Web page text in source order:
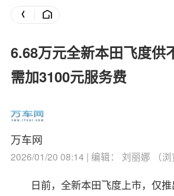
6.68万元全新本田飞度供
需加3100元服务费
万车网
2026/01/20 08:14 | 编辑： 刘丽娜 （浏
日前，全新本田飞度上市，仅